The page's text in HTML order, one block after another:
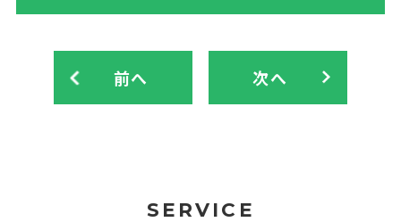
前へ 次へ
SERVICE